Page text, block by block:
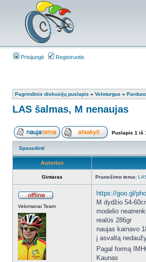
Prisijungti Registruotis
Pagrindinis diskusijų puslapis » Veloturgus »
LAS šalmas, M nenaujas
Puslapis 1 iš
Spausdinti
Autorius
Gintaras Pranešimo tema:
Velomanai Team
https://goo.gl/
M dydžio 54-
modelio
realūs 286gr
naujas kainavo
į asvaltą
Pagal formą
Kaunas